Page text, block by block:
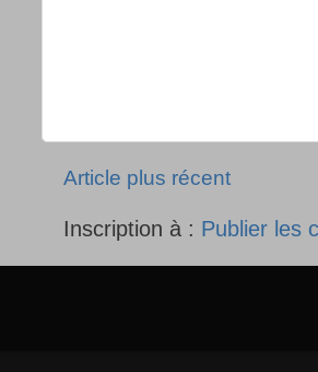
Article plus récent
Inscription à : Publier les